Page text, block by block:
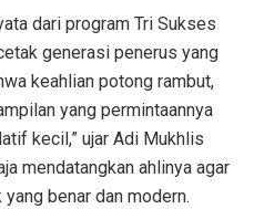
dari program Tri Sukses
generasi penerus yang
keahlian potong rambut,
yang permintaannya
kecil,” ujar Adi Mukhlis
mendatangkan ahlinya agar
benar dan modern.